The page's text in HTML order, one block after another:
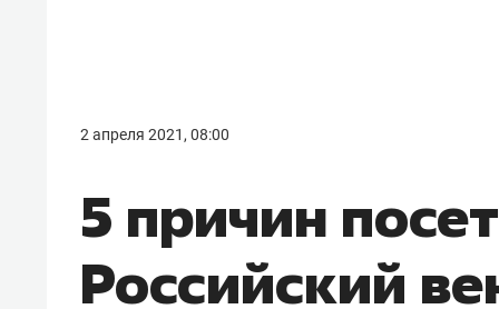
2 апреля 2021, 08:00
5 причин
Российский
правил, бизнес может
потерять минимум
полгода»